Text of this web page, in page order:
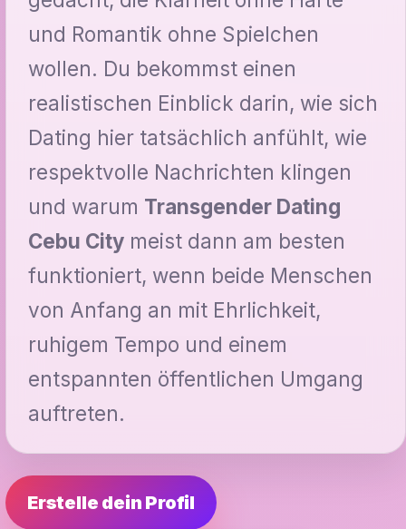
und Romantik ohne Spielchen
wollen. Du bekommst einen
realistischen Einblick darin, wie sich
Dating hier tatsächlich anfühlt, wie
respektvolle Nachrichten klingen
und warum Transgender Dating
Cebu City meist dann am besten
funktioniert, wenn beide Menschen
von Anfang an mit Ehrlichkeit,
ruhigem Tempo und einem
entspannten öffentlichen Umgang
auftreten.
Erstelle dein Profil